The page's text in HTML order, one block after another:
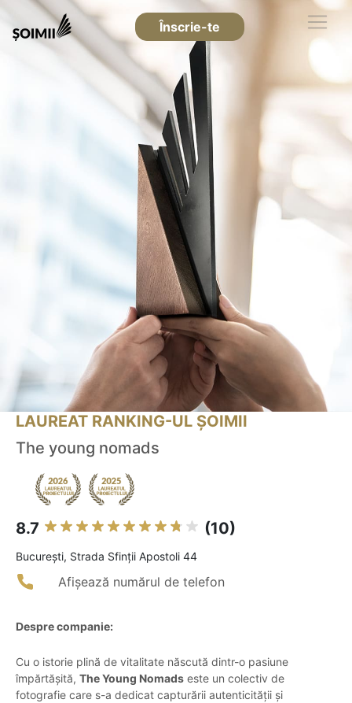
Înscrie-te
LAUREAT RANKING-UL ȘOIMII
The young nomads
8.7 (10)
Bucureşti, Strada Sfinții Apostoli 44
Afișează numărul de telefon
Despre companie:
Cu o istorie plină de vitalitate născută dintr-o pasiune
împărtășită, The Young Nomads este un colectiv de
fotografie care s-a dedicat capturării autenticității și